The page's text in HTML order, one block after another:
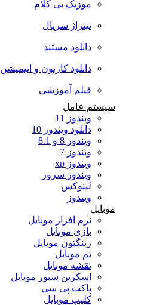
موزیک بی کلام
تیتراژ سریال
دانلود مستند
دانلود کارتون و انیمیشن
فیلم آموزشی
سیستم عامل
ویندوز 11
دانلود ویندوز 10
ویندوز 8 و 8.1
ویندوز 7
ویندوز xp
ویندوز سرور
لینوکس
ویندوز
موبایل
نرم افزار موبایل
بازی موبایل
رینگتون موبایل
تم موبایل
نقشه موبایل
اسکرین سیور موبایل
پاکت پی سی
کلیپ موبایل